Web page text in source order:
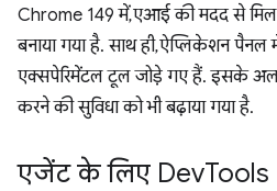
Chrome 149 में, एआई की मदद से
बनाया गया है. साथ ही, ऐप्लिकेशन
एक्सपेरिमेंटल टूल जोड़े गए हैं. इसके
करने की सुविधा को भी बढ़ाया गया है.
एजेंट के लिए DevTools